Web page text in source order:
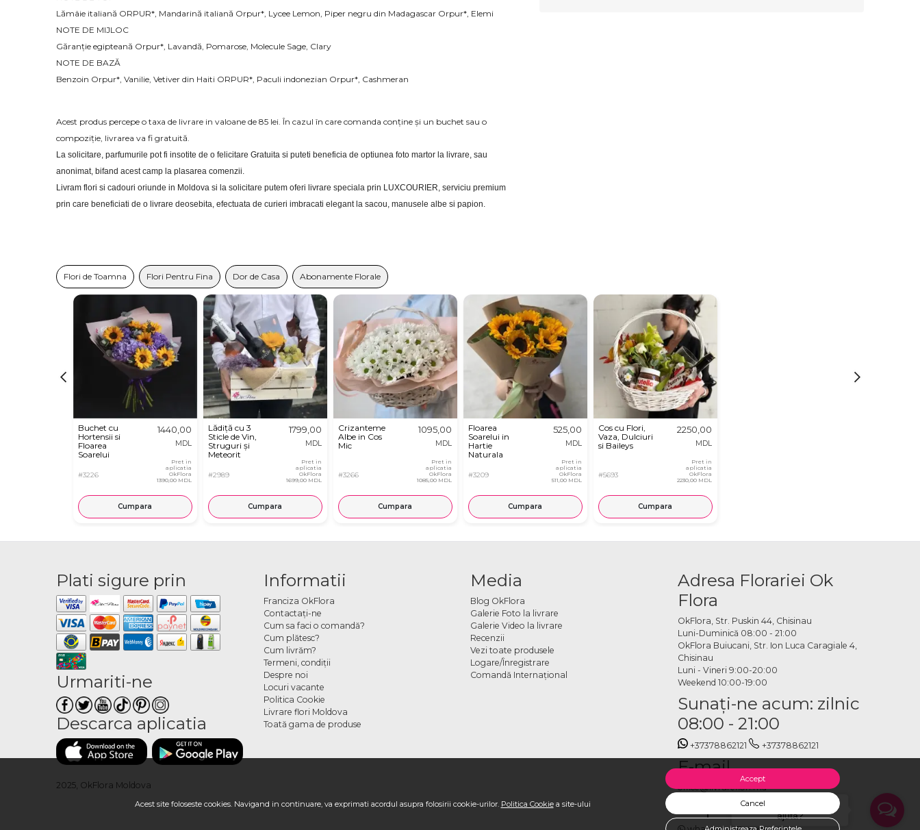
Acest site foloseste cookies. Navigand in continuare, va exprimati acordul asupra folosirii cookie-urilor. Politica Cookiea site-ului
Accept
Cancel
Lămâie italiană ORPUR*, Mandarină italiană Orpur*, Lycee Lemon, Piper negru din Madagascar Orpur*, Elemi
NOTE DE MIJLOC
Găranție egipteană Orpur*, Lavandă, Pomarose, Molecule Sage, Clary
NOTE DE BAZĂ
Benzoin Orpur*, Vanilie, Vetiver din Haiti ORPUR*, Paculi indonezian Orpur*, Cashmeran
Acest produs percepe o taxa de livrare in valoane de 85 lei. În cazul în care comanda conține și un buchet sau o
compoziție, livrarea va fi gratuită.
La solicitare, parfumurile pot fi insotite de o felicitare Gratuita si puteti beneficia de optiunea foto martor la livrare, sau
anonimat, bifand acest camp la plasarea comenzii.
Livram flori si cadouri oriunde in Moldova si la solicitare putem oferi livrare speciala prin LUXCOURIER, serviciu premium
prin care beneficiati de o livrare deosebita, efectuata de curieri imbracati elegant la sacou, manusele albe si papion.
Flori de Toamna Flori Pentru Fina Dor de Casa Abonamente Florale
Buchet cu
Hortensii si
Floarea
Soarelui
#3226
1440,00
MDL
Pret in
aplicatia
OkFlora
1390,00 MDL
Cumpara
Lădiță cu 3
Sticle de Vin,
Struguri și
Meteorit
#2989
1799,00
MDL
Pret in
aplicatia
OkFlora
1699,00 MDL
Cumpara
Crizanteme
Albe in Cos
Mic
#3266
1095,00
MDL
Pret in
aplicatia
OkFlora
1085,00 MDL
Cumpara
Floarea
Soarelui in
Hartie
Naturala
#3209
525,00
MDL
Pret in
aplicatia
OkFlora
511,00 MDL
Cumpara
Cos cu Flori,
Vaza, Dulciuri
si Baileys
#5693
2250,00
MDL
Pret in
aplicatia
OkFlora
2230,00 MDL
Cumpara
Plati sigure prin
Urmariti-ne
Descarca aplicatia
2025, OkFlora Moldova
Informatii
Franciza OkFlora
Contactaţi-ne
Cum sa faci o comandă?
Cum plătesc?
Cum livrăm?
Termeni, condiţii
Despre noi
Locuri vacante
Politica Cookie
Livrare flori Moldova
Toată gama de produse
Media
Blog OkFlora
Galerie Foto la livrare
Galerie Video la livrare
Recenzii
Vezi toate produsele
Logare/Înregistrare
Comandă Internațional
Adresa Florariei Ok
Flora
OkFlora, Str. Puskin 44, Chisinau
Luni-Duminică 08:00 - 21:00
OkFlora Buiucani, Str. Ion Luca Caragiale 4,
Chisinau
Luni - Vineri 9:00-20:00
Weekend 10:00-19:00
Sunaţi-ne acum: zilnic
08:00 - 21:00
+37378862121 +37378862121
E-mail
office@livrareflori.md
Ne puteți contacta:
Salut, cu ce te putem
ajuta?